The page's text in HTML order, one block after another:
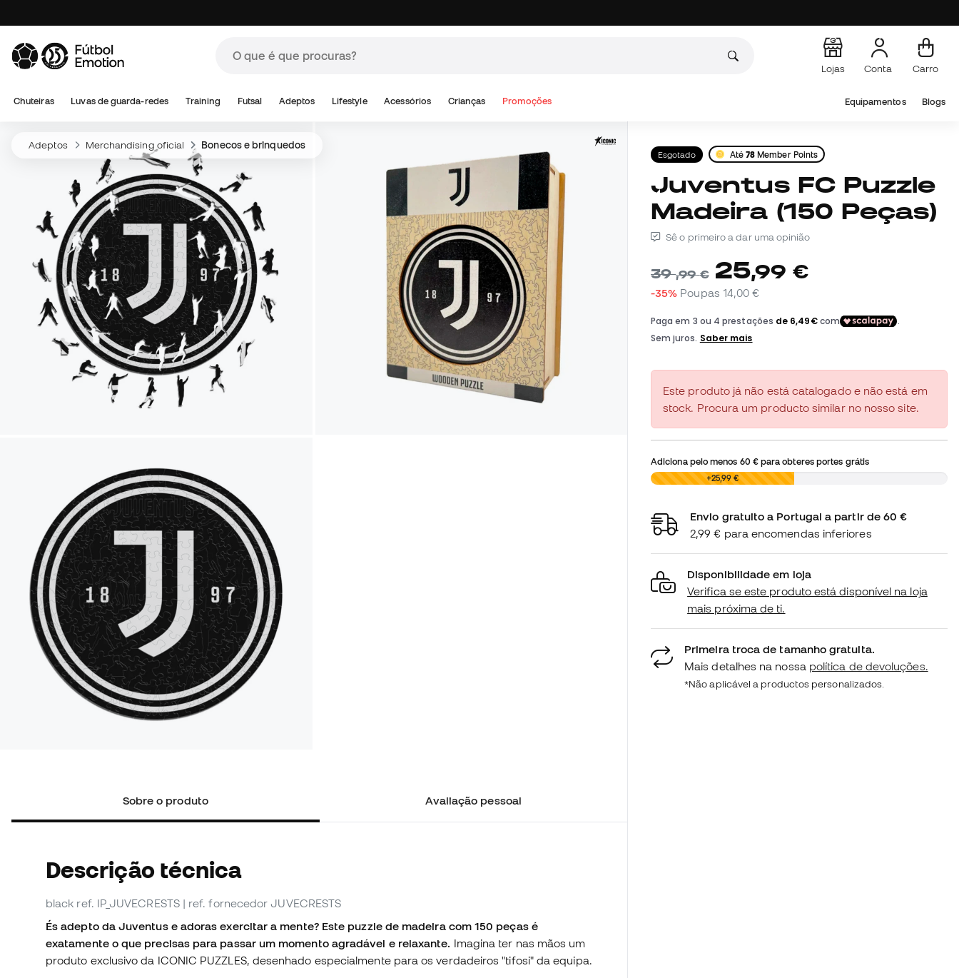
Lojas Conta Carro
Chuteiras Luvas de guarda-redes Training Futsal Adeptos Lifestyle Acessórios Crianças Promoções Equipamentos Blogs
Adeptos Merchandising oficial Bonecos e brinquedos
Sobre o produto Avaliação pessoal
Descrição técnica
black ref. IP_JUVECRESTS | ref. fornecedor JUVECRESTS
És adepto da Juventus e adoras exercitar a mente? Este puzzle de madeira com 150 peças é
exatamente o que precisas para passar um momento agradável e relaxante. Imagina ter nas mãos um
produto exclusivo da ICONIC PUZZLES, desenhado especialmente para os verdadeiros "tifosi" da equipa.
Esgotado Até 78 Member Points
Juventus FC Puzzle
Madeira (150 Peças)
Sê o primeiro a dar uma opinião
39,99 € 25,99 €
-35% Poupas 14,00 €
Este produto já não está catalogado e não está em
stock. Procura um producto similar no nosso site.
Adiciona pelo menos 60 €para obteres portes grátis
0,00 € +25,99 €
Envio gratuito a Portugal a partir de 60 €
2,99 € para encomendas inferiores
Disponibilidade em loja
Verifica se este produto está disponível na loja
mais próxima de ti.
Primeira troca de tamanho gratuita.
Mais detalhes na nossa política de devoluções.
*Não aplicável a productos personalizados.